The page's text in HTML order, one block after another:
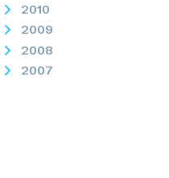
2010
2009
2008
2007